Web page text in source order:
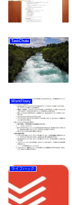
TaskChute
WorkFlowy
ライフハック